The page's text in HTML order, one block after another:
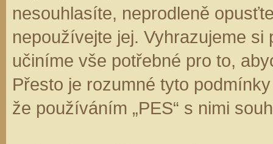
nesouhlasíte, neprodleně
nepoužívejte jej. Vyhrazujeme
učiníme vše potřebné pro to,
Přesto je rozumné tyto
že používáním „PES“ s nimi